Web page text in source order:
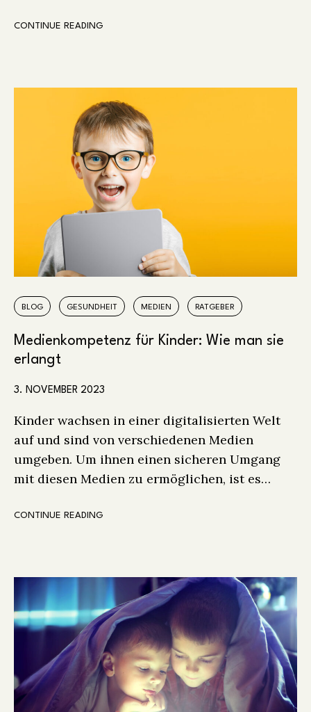
CONTINUE READING
BLOG GESUNDHEIT MEDIEN RATGEBER
Medienkompetenz für Kinder: Wie man sie
erlangt
3. NOVEMBER 2023
Kinder wachsen in einer digitalisierten Welt
auf und sind von verschiedenen Medien
umgeben. Um ihnen einen sicheren Umgang
mit diesen Medien zu ermöglichen, ist es…
CONTINUE READING